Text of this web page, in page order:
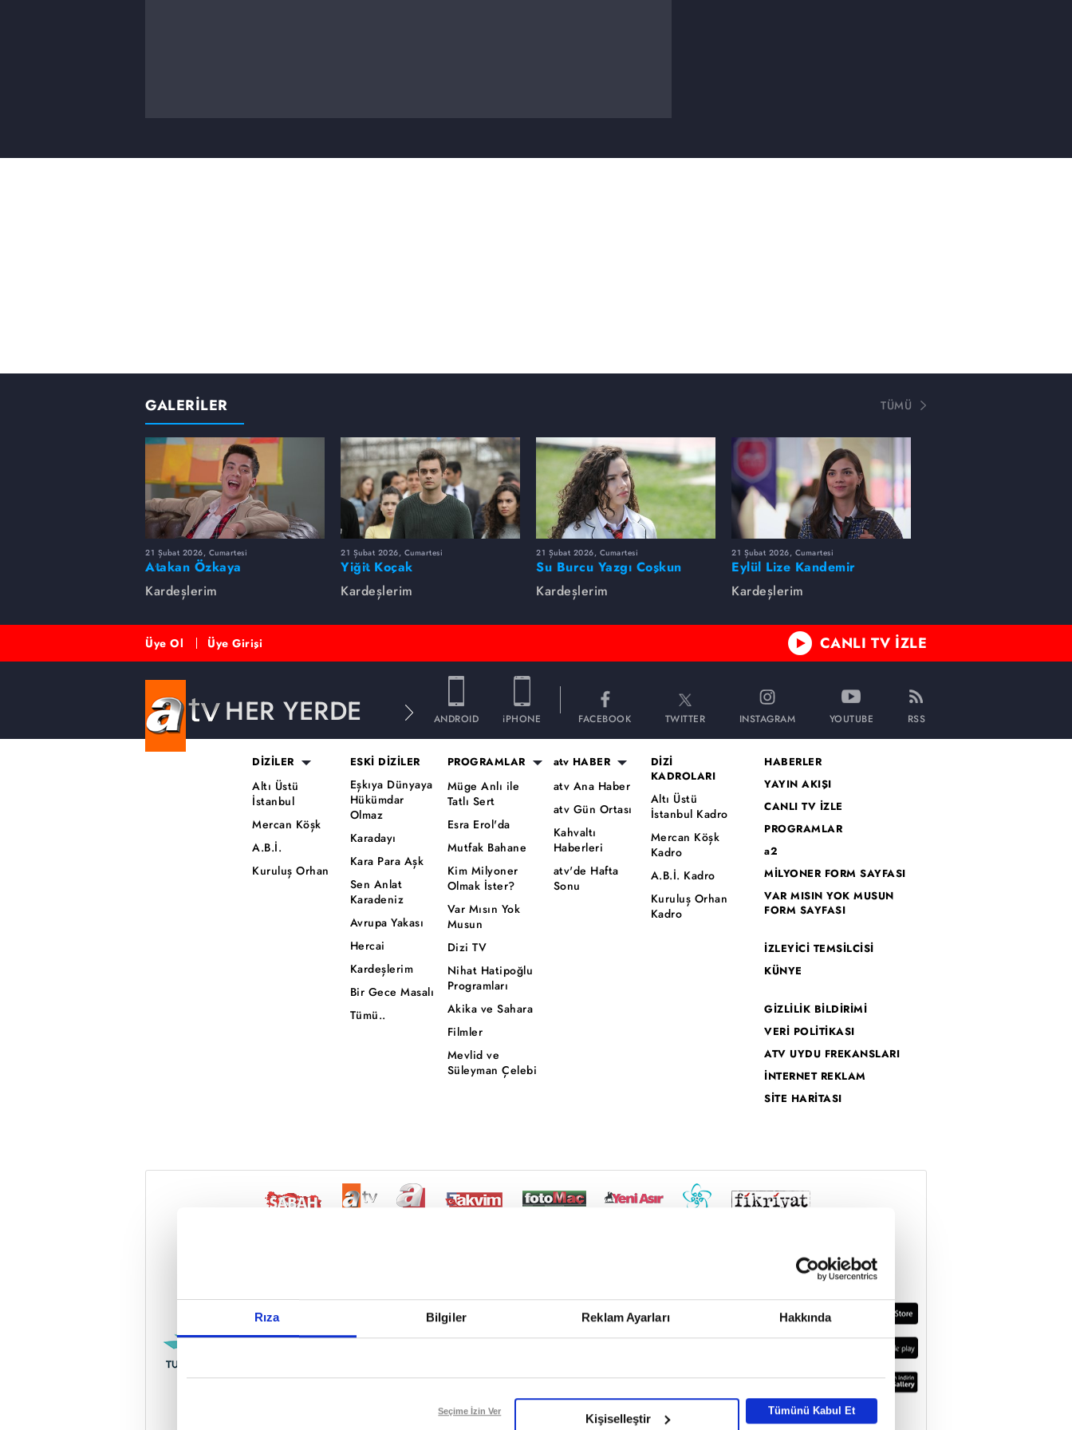
Rıza Bilgiler Reklam Ayarları Hakkında
Reddet
Seçime İzin Ver
Kişiselleştir
Tümünü Kabul Et
GALERİLER TÜMÜ
21 Şubat 2026, Cumartesi
Atakan Özkaya
Kardeşlerim
21 Şubat 2026, Cumartesi
Yiğit Koçak
Kardeşlerim
21 Şubat 2026, Cumartesi
Su Burcu Yazgı Coşkun
Kardeşlerim
21 Şubat 2026, Cumartesi
Eylül Lize Kandemir
Kardeşlerim
Üye Ol Üye Girişi CANLI TV İZLE
HER YERDE ANDROID iPHONE FACEBOOK TWITTER INSTAGRAM YOUTUBE RSS
DİZİLER
Altı Üstü
İstanbul
Mercan Köşk
A.B.İ.
Kuruluş Orhan
ESKİ DİZİLER
Eşkıya Dünyaya
Hükümdar
Olmaz
Karadayı
Kara Para Aşk
Sen Anlat
Karadeniz
Avrupa Yakası
Hercai
Kardeşlerim
Bir Gece Masalı
Tümü..
PROGRAMLAR
Müge Anlı ile
Tatlı Sert
Esra Erol'da
Mutfak Bahane
Kim Milyoner
Olmak İster?
Var Mısın Yok
Musun
Dizi TV
Nihat Hatipoğlu
Programları
Akika ve Sahara
Filmler
Mevlid ve
Süleyman Çelebi
atv HABER
atv Ana Haber
atv Gün Ortası
Kahvaltı
Haberleri
atv'de Hafta
Sonu
DİZİ
KADROLARI
Altı Üstü
İstanbul Kadro
Mercan Köşk
Kadro
A.B.İ. Kadro
Kuruluş Orhan
Kadro
HABERLER
YAYIN AKIŞI
CANLI TV İZLE
PROGRAMLAR
a2
MİLYONER FORM SAYFASI
VAR MISIN YOK MUSUN
FORM SAYFASI
İZLEYİCİ TEMSİLCİSİ
KÜNYE
GİZLİLİK BİLDİRİMİ
VERİ POLİTİKASI
ATV UYDU FREKANSLARI
İNTERNET REKLAM
SİTE HARİTASI